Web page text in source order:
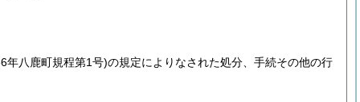
年八鹿町規程第1号)の規定によりなされた処分、手続その他の行